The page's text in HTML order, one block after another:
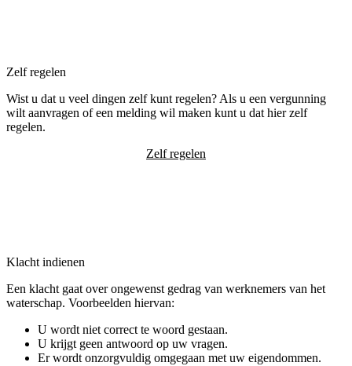
Zelf regelen
Wist u dat u veel dingen zelf kunt regelen? Als u een vergunning
wilt aanvragen of een melding wil maken kunt u dat hier zelf
regelen.
Zelf regelen
Klacht indienen
Een klacht gaat over ongewenst gedrag van werknemers van het
waterschap. Voorbeelden hiervan:
U wordt niet correct te woord gestaan.
U krijgt geen antwoord op uw vragen.
Er wordt onzorgvuldig omgegaan met uw eigendommen.